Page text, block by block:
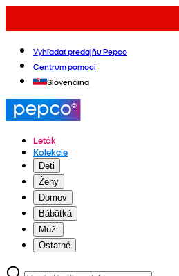
Vyhľadať predajňu Pepco
Centrum pomoci
Slovenčina
Leták
Kolekcie
Deti
Ženy
Domov
Bábätká
Muži
Ostatné